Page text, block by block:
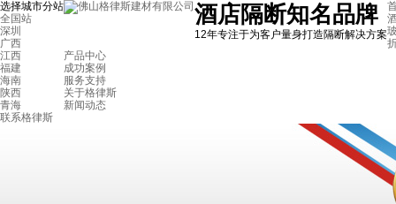
选择城市分站
全国站
深圳
广西
江西
福建
海南
陕西
青海
酒店隔断知名品牌
12年专注于为客户量身打造隔断解决方案
产品中心
成功案例
服务支持
关于格律斯
新闻动态
联系格律斯